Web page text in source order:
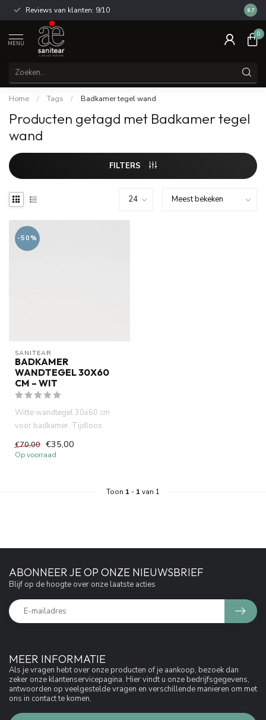
Reviews van klanten: 9/10 14
8.7
MENU
0
Home / Tags / Badkamer tegel wand
Producten getagd met Badkamer tegel
wand
FILTERS
-50%
SANITEAR
BADKAMER
WANDTEGEL 30X60
CM – WIT
Witte wandtegel 30x60 cm
voor badkamer. Tijdloos
design, keramisch en
eenvoudig ...
€70,00 €35,00
Op voorraad
Toon 1 - 1 van 1
MEER INFORMATIE
Als je vragen hebt over onze producten of je aankoop, bezoek dan
zeker onze klantenservicepagina. Hier vindt u onze bedrijfsgegevens,
antwoorden op veelgestelde vragen en verschillende manieren om met
ons in contact te komen.
ABONNEER JE OP ONZE NIEUWSBRIEF
Blijf op de hoogte over onze laatste acties